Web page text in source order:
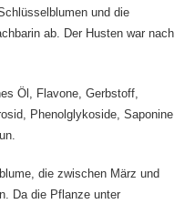
und die
ab. Der Husten war nach
Öl, Flavone, Gerbstoff,
Phenolglykoside, Saponine
die zwischen März und
Da die Pflanze unter